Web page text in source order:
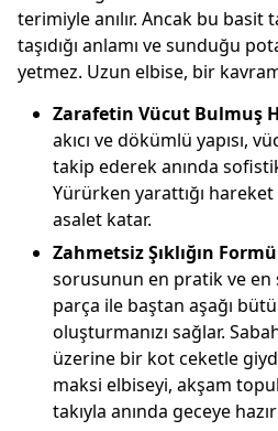
terimiyle anılır. Ancak bu basit
taşıdığı anlamı ve sunduğu
yetmez. Uzun elbise, bir
Zarafetin Vücut Bulmuş
akıcı ve dökümlü yapısı,
takip ederek anında
Yürürken yarattığı hareket
asalet katar.
Zahmetsiz Şıklığın
sorusunun en pratik ve en
parça ile baştan aşağı
oluşturmanızı sağlar.
üzerine bir kot ceketle
maksi elbiseyi, akşam
takıyla anında geceye